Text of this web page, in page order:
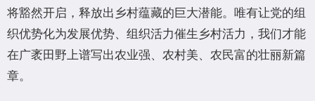
将豁然开启，释放出乡村蕴藏的巨大潜能。唯有让党的组
织优势化为发展优势、组织活力催生乡村活力，我们才能
在广袤田野上谱写出农业强、农村美、农民富的壮丽新篇
章。